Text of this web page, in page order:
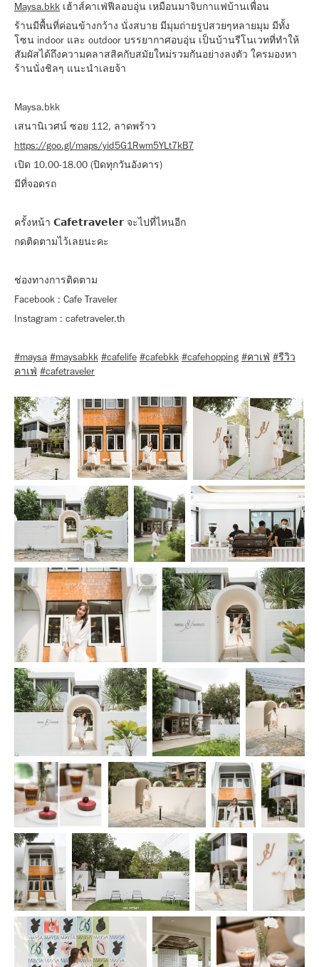
Maysa.bkk เฮ้าส์คาเฟ่ฟีลอบอุ่น เหมือนมาจิบกาแฟบ้านเพื่อน
ร้านมีพื้นที่ค่อนข้างกว้าง นั่งสบาย มีมุมถ่ายรูปสวยๆหลายมุม มีทั้ง
โซน indoor และ outdoor บรรยากาศอบอุ่น เป็นบ้านรีโนเวทที่ทำให้
สัมผัสได้ถึงความคลาสสิคกับสมัยใหม่รวมกันอย่างลงตัว ใครมองหา
ร้านนั่งชิลๆ แนะนำเลยจ้า
Maysa.bkk
เสนานิเวศน์ ซอย 112, ลาดพร้าว
https://goo.gl/maps/yid5G1Rwm5YLt7kB7
เปิด 10.00-18.00 (ปิดทุกวันอังคาร)
มีที่จอดรถ
ครั้งหน้า 𝗖𝗮𝗳𝗲𝘁𝗿𝗮𝘃𝗲𝗹𝗲𝗿 จะไปที่ไหนอีก
กดติดตามไว้เลยนะคะ
ช่องทางการติดตาม
Facebook : Cafe Traveler
Instagram : cafetraveler.th
#maysa #maysabkk #cafelife #cafebkk #cafehopping #คาเฟ่ #รีวิว
คาเฟ่ #cafetraveler